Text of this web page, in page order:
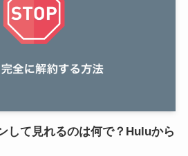
して見れるのは何で？Huluから